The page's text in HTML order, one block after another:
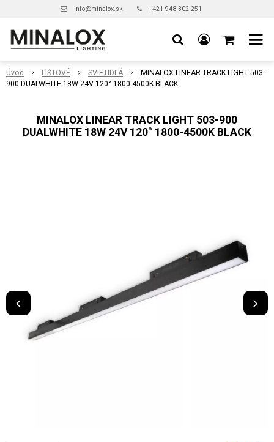
info@minalox.sk +421 948 302 251
Úvod LIŠTOVÉ SVIETIDLÁ
MINALOX LINEAR TRACK LIGHT 503-
900 DUALWHITE 18W 24V 120° 1800-4500K BLACK
MINALOX LINEAR TRACK LIGHT 503-900
DUALWHITE 18W 24V 120° 1800-4500K BLACK